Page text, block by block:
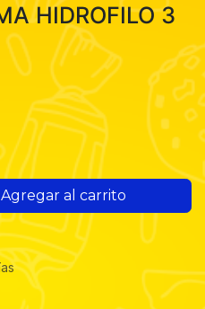
HIDROFILO 3
Agregar al carrito